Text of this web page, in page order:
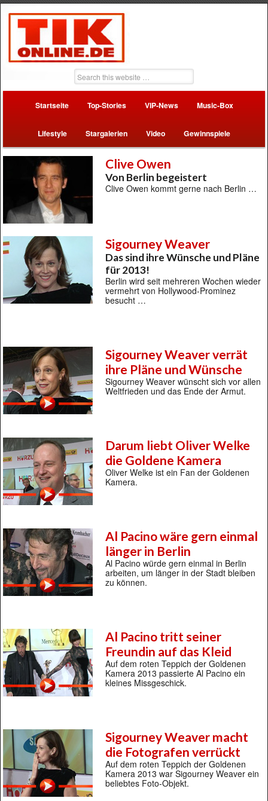
Startseite Top-Stories VIP-News Music-Box
Lifestyle Stargalerien Video Gewinnspiele
Clive Owen
Von Berlin begeistert
Clive Owen kommt gerne nach Berlin …
Sigourney Weaver
Das sind ihre Wünsche und Pläne
für 2013!
Berlin wird seit mehreren Wochen wieder
vermehrt von Hollywood-Prominez
besucht …
Sigourney Weaver verrät
ihre Pläne und Wünsche
Sigourney Weaver wünscht sich vor allen
Weltfrieden und das Ende der Armut.
Darum liebt Oliver Welke
die Goldene Kamera
Oliver Welke ist ein Fan der Goldenen
Kamera.
Al Pacino wäre gern einmal
länger in Berlin
Al Pacino würde gern einmal in Berlin
arbeiten, um länger in der Stadt bleiben
zu können.
Al Pacino tritt seiner
Freundin auf das Kleid
Auf dem roten Teppich der Goldenen
Kamera 2013 passierte Al Pacino ein
kleines Missgeschick.
Sigourney Weaver macht
die Fotografen verrückt
Auf dem roten Teppich der Goldenen
Kamera 2013 war Sigourney Weaver ein
beliebtes Foto-Objekt.